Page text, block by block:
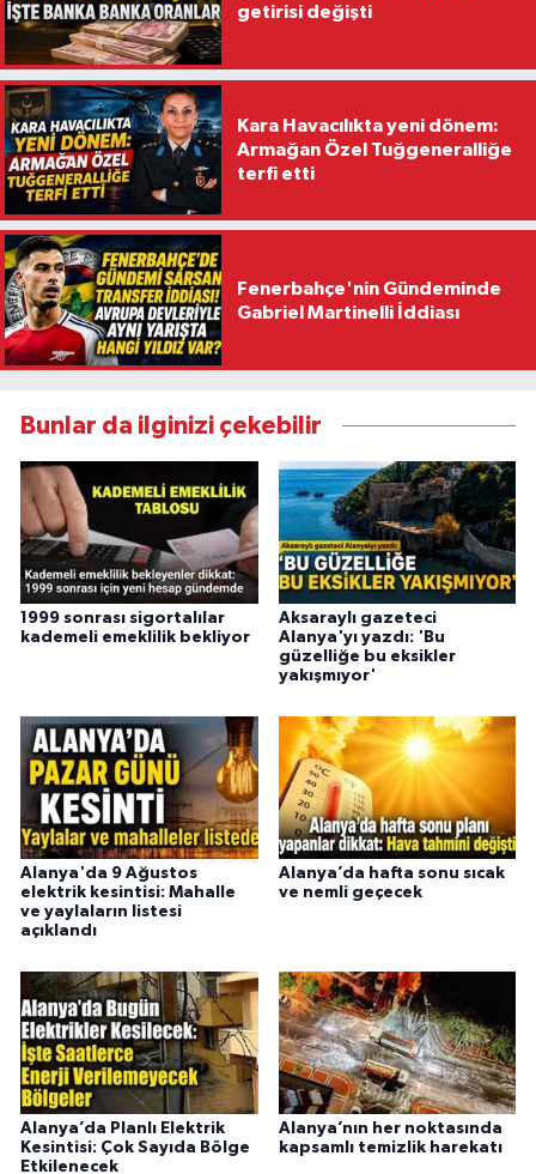
getirisi değişti
Kara Havacılıkta yeni dönem:
Armağan Özel Tuğgeneralliğe
terfi etti
Fenerbahçe'nin Gündeminde
Gabriel Martinelli İddiası
Bunlar da ilginizi çekebilir
1999 sonrası sigortalılar
kademeli emeklilik bekliyor
Aksaraylı gazeteci
Alanya'yı yazdı: 'Bu
güzelliğe bu eksikler
yakışmıyor'
Alanya'da 9 Ağustos
elektrik kesintisi: Mahalle
ve yaylaların listesi
açıklandı
Alanya’da hafta sonu sıcak
ve nemli geçecek
Alanya’da Planlı Elektrik
Kesintisi: Çok Sayıda Bölge
Etkilenecek
Alanya’nın her noktasında
kapsamlı temizlik harekatı